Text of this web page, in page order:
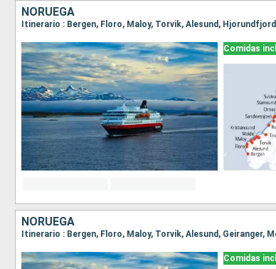
NORUEGA
Comidas
NORUEGA
Comidas